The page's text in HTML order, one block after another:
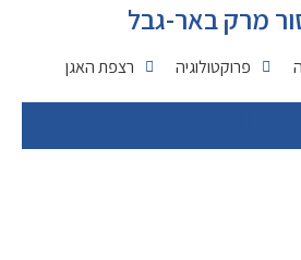
מרק באר-גבל
פרוקטולוגיה רצפת האגן